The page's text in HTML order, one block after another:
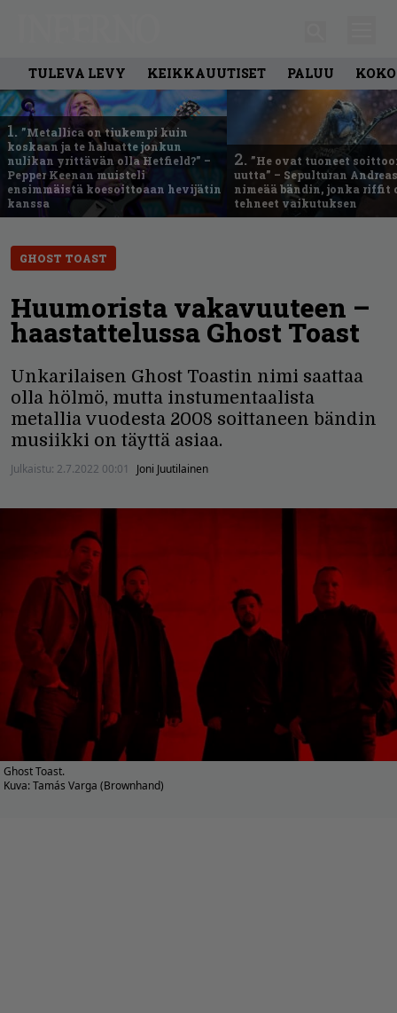
TULEVA LEVY KEIKKAUUTISET PALUU
1. ”Metallica on tiukempi kuin
koskaan ja te haluatte jonkun
nulikan yrittävän olla Hetfield?” –
Pepper Keenan muisteli
ensimmäistä koesoittoaan hevijätin
kanssa
2. ”He ovat tuoneet
uutta” – Sepulturan
nimeää bändin, jonka riffit
tehneet vaikutuksen
GHOST TOAST
Huumorista vakavuuteen –
haastattelussa Ghost Toast
Unkarilaisen Ghost Toastin nimi saattaa
olla hölmö, mutta instumentaalista
metallia vuodesta 2008 soittaneen bändin
musiikki on täyttä asiaa.
Julkaistu: 2.7.2022 00:01 Joni Juutilainen
Ghost Toast.
Kuva: Tamás Varga (Brownhand)